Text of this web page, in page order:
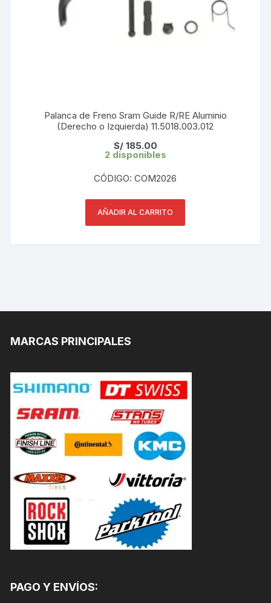
Palanca de Freno Sram Guide R/RE Aluminio
(Derecho o Izquierda) 11.5018.003.012
S/185.00
2 disponibles
CÓDIGO: COM2026
AÑADIR AL CARRITO
MARCAS PRINCIPALES
PAGO Y ENVÍOS: